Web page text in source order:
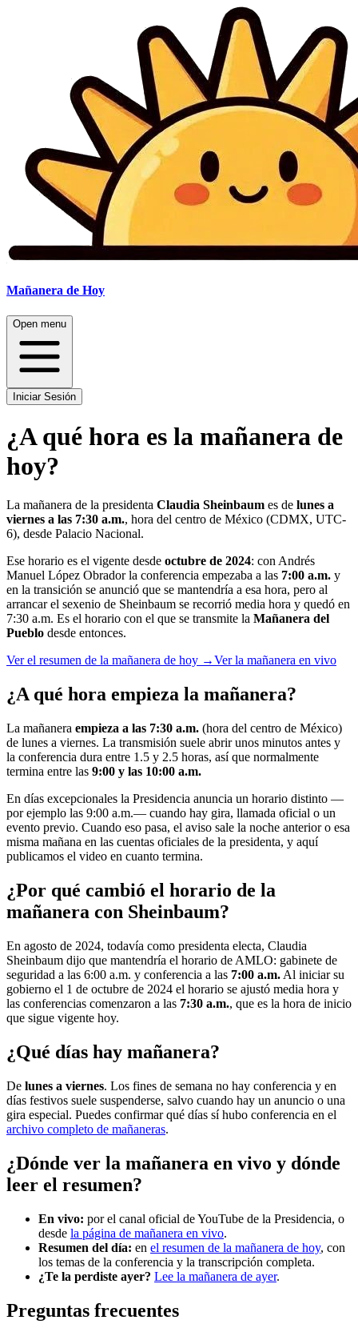
Mañanera de Hoy
Open menu
Iniciar Sesión
¿A qué hora es la mañanera de
hoy?
La mañanera de la presidenta Claudia Sheinbaum es de lunes a
viernes a las 7:30 a.m., hora del centro de México (CDMX, UTC-
6), desde Palacio Nacional.
Ese horario es el vigente desde octubre de 2024: con Andrés
Manuel López Obrador la conferencia empezaba a las 7:00 a.m. y
en la transición se anunció que se mantendría a esa hora, pero al
arrancar el sexenio de Sheinbaum se recorrió media hora y quedó en
7:30 a.m. Es el horario con el que se transmite la Mañanera del
Pueblo desde entonces.
Ver el resumen de la mañanera de hoy →Ver la mañanera en vivo
¿A qué hora empieza la mañanera?
La mañanera empieza a las 7:30 a.m. (hora del centro de México)
de lunes a viernes. La transmisión suele abrir unos minutos antes y
la conferencia dura entre 1.5 y 2.5 horas, así que normalmente
termina entre las 9:00 y las 10:00 a.m.
En días excepcionales la Presidencia anuncia un horario distinto —
por ejemplo las 9:00 a.m.— cuando hay gira, llamada oficial o un
evento previo. Cuando eso pasa, el aviso sale la noche anterior o esa
misma mañana en las cuentas oficiales de la presidenta, y aquí
publicamos el video en cuanto termina.
¿Por qué cambió el horario de la
mañanera con Sheinbaum?
En agosto de 2024, todavía como presidenta electa, Claudia
Sheinbaum dijo que mantendría el horario de AMLO: gabinete de
seguridad a las 6:00 a.m. y conferencia a las 7:00 a.m. Al iniciar su
gobierno el 1 de octubre de 2024 el horario se ajustó media hora y
las conferencias comenzaron a las 7:30 a.m., que es la hora de inicio
que sigue vigente hoy.
¿Qué días hay mañanera?
De lunes a viernes. Los fines de semana no hay conferencia y en
días festivos suele suspenderse, salvo cuando hay un anuncio o una
gira especial. Puedes confirmar qué días sí hubo conferencia en el
archivo completo de mañaneras.
¿Dónde ver la mañanera en vivo y dónde
leer el resumen?
En vivo: por el canal oficial de YouTube de la Presidencia, o
desde la página de mañanera en vivo.
Resumen del día: en el resumen de la mañanera de hoy, con
los temas de la conferencia y la transcripción completa.
¿Te la perdiste ayer? Lee la mañanera de ayer.
Preguntas frecuentes